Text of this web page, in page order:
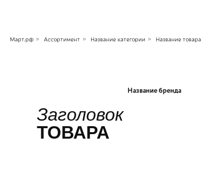
Март.рф » Ассортимент » Название категории » Название товара
Название бренда
Заголовок
ТОВАРА